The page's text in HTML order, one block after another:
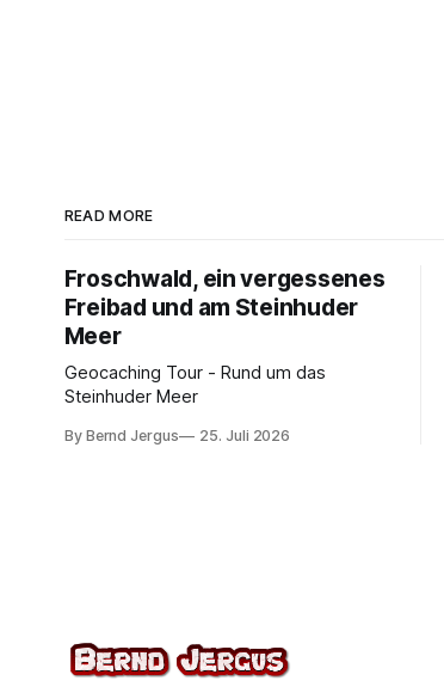
READ MORE
Froschwald, ein vergessenes
Freibad und am Steinhuder
Meer
Geocaching Tour - Rund um das
Steinhuder Meer
By Bernd Jergus 25. Juli 2026